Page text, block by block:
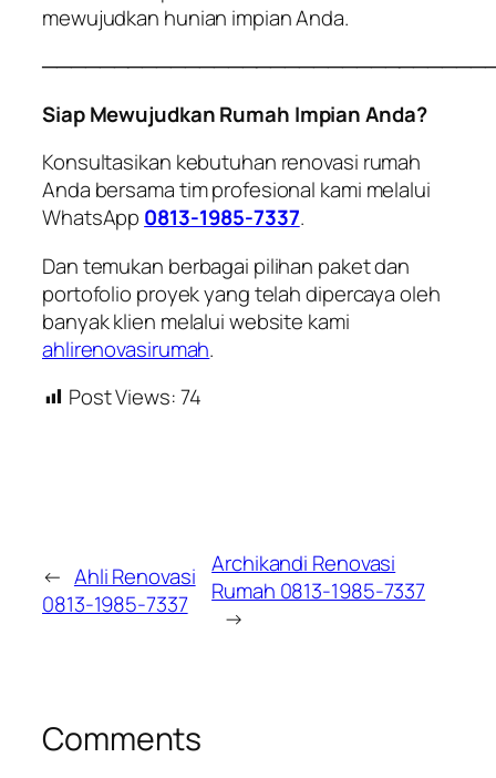
mewujudkan hunian impian Anda.
Siap Mewujudkan Rumah Impian Anda?
Konsultasikan kebutuhan renovasi rumah
Anda bersama tim profesional kami melalui
WhatsApp 0813-1985-7337.
Dan temukan berbagai pilihan paket dan
portofolio proyek yang telah dipercaya oleh
banyak klien melalui website kami
ahlirenovasirumah.
Post Views:74
← Ahli Renovasi
0813-1985-7337
Archikandi Renovasi
Rumah 0813-1985-7337
→
Comments